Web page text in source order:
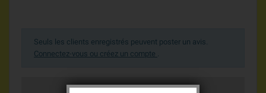
Seuls les clients enregistrés peuvent poster un avis.
Connectez-vous ou créez un compte .
Moyenne des votes